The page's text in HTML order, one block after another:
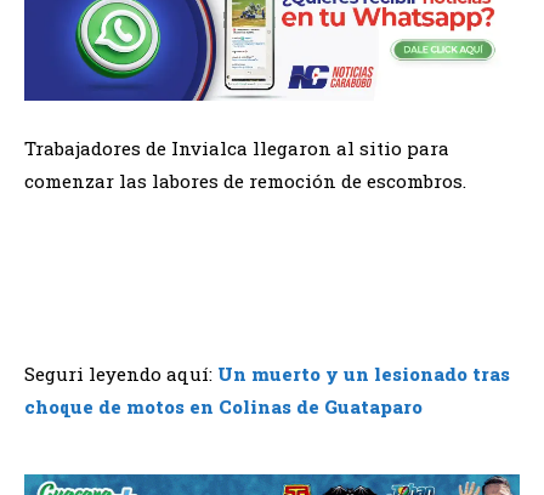
Trabajadores de Invialca llegaron al sitio para
comenzar las labores de remoción de escombros.
Seguri leyendo aquí: Un muerto y un lesionado tras
choque de motos en Colinas de Guataparo